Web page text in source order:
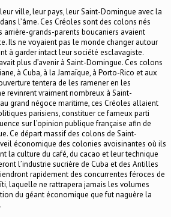
ville, leur pays, leur Saint-Domingue avec la
l’âme. Ces Créoles sont des colons nés
grands-parents boucaniers avaient
Ils ne voyaient pas le monde changer autour
à garder intact leur société esclavagiste.
plus d’avenir à Saint-Domingue. Ces colons
à Cuba, à la Jamaïque, à Porto-Rico et aux
tentera de les ramener en les
revinrent vraiment nombreux à Saint-
grand négoce maritime, ces Créoles allaient
parisiens, constituer ce fameux parti
sur l’opinion publique française afin de
Ce départ massif des colons de Saint-
économique des colonies avoisinantes où ils
la culture du café, du cacao et leur technique
l’industrie sucrière de Cuba et des Antilles
rapidement des concurrentes féroces de
laquelle ne rattrapera jamais les volumes
du géant économique que fut naguère la